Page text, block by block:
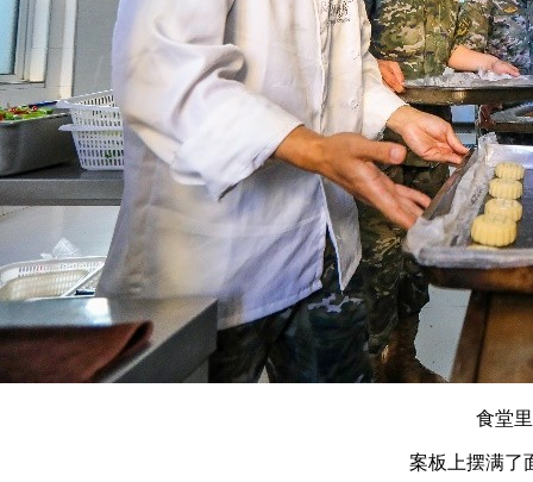
食堂
案板上摆满了